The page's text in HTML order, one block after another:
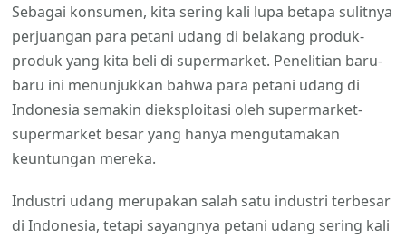
Sebagai konsumen, kita sering kali lupa betapa sulitnya
perjuangan para petani udang di belakang produk-
produk yang kita beli di supermarket. Penelitian baru-
baru ini menunjukkan bahwa para petani udang di
Indonesia semakin dieksploitasi oleh supermarket-
supermarket besar yang hanya mengutamakan
keuntungan mereka.
Industri udang merupakan salah satu industri terbesar
di Indonesia, tetapi sayangnya petani udang sering kali